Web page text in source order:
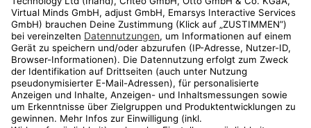
Shop
Aktionen
Travel